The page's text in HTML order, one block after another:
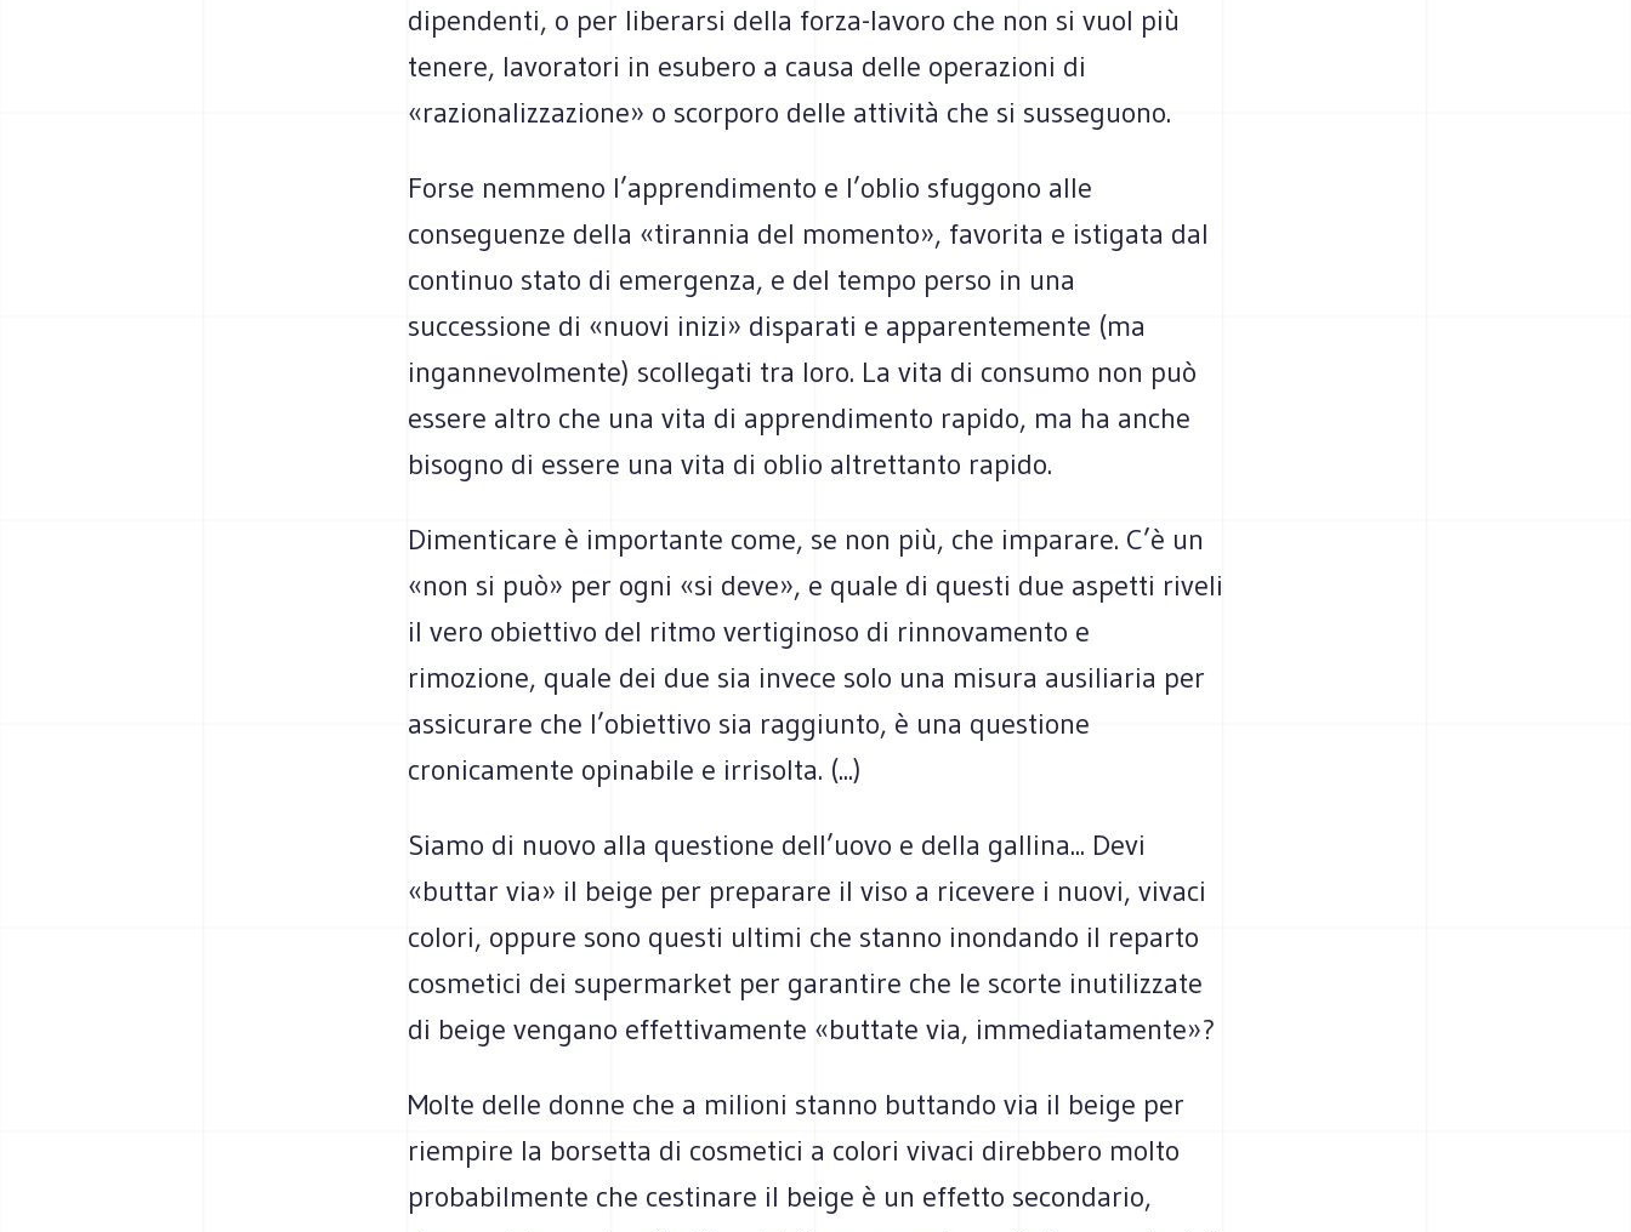
dipendenti, o per liberarsi della forza-lavoro che non si vuol più
tenere, lavoratori in esubero a causa delle operazioni di
«razionalizzazione» o scorporo delle attività che si susseguono.
Forse nemmeno l’apprendimento e l’oblio sfuggono alle
conseguenze della «tirannia del momento», favorita e istigata dal
continuo stato di emergenza, e del tempo perso in una
successione di «nuovi inizi» disparati e apparentemente (ma
ingannevolmente) scollegati tra loro. La vita di consumo non può
essere altro che una vita di apprendimento rapido, ma ha anche
bisogno di essere una vita di oblio altrettanto rapido.
Dimenticare è importante come, se non più, che imparare. C’è un
«non si può» per ogni «si deve», e quale di questi due aspetti riveli
il vero obiettivo del ritmo vertiginoso di rinnovamento e
rimozione, quale dei due sia invece solo una misura ausiliaria per
assicurare che l’obiettivo sia raggiunto, è una questione
cronicamente opinabile e irrisolta. (...)
Siamo di nuovo alla questione dell’uovo e della gallina... Devi
«buttar via» il beige per preparare il viso a ricevere i nuovi, vivaci
colori, oppure sono questi ultimi che stanno inondando il reparto
cosmetici dei supermarket per garantire che le scorte inutilizzate
di beige vengano effettivamente «buttate via, immediatamente»?
Molte delle donne che a milioni stanno buttando via il beige per
riempire la borsetta di cosmetici a colori vivaci direbbero molto
probabilmente che cestinare il beige è un effetto secondario,